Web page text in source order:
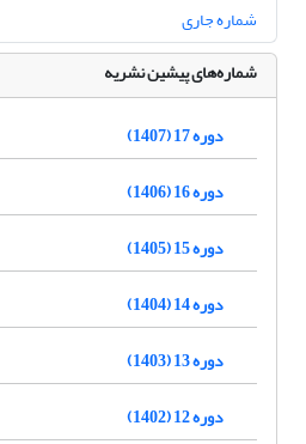
شماره جاری
شماره‌های پیشین نشریه
دوره 17 (1407)
دوره 16 (1406)
دوره 15 (1405)
دوره 14 (1404)
دوره 13 (1403)
دوره 12 (1402)